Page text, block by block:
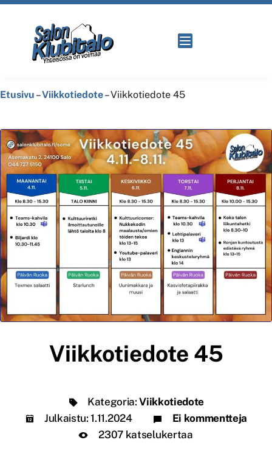
Etusivu –Viikkotiedote–Viikkotiedote 45
Viikkotiedote 45
Kategoria: Viikkotiedote
Julkaistu: 1.11.2024
Ei kommentteja
2307 katselukertaa